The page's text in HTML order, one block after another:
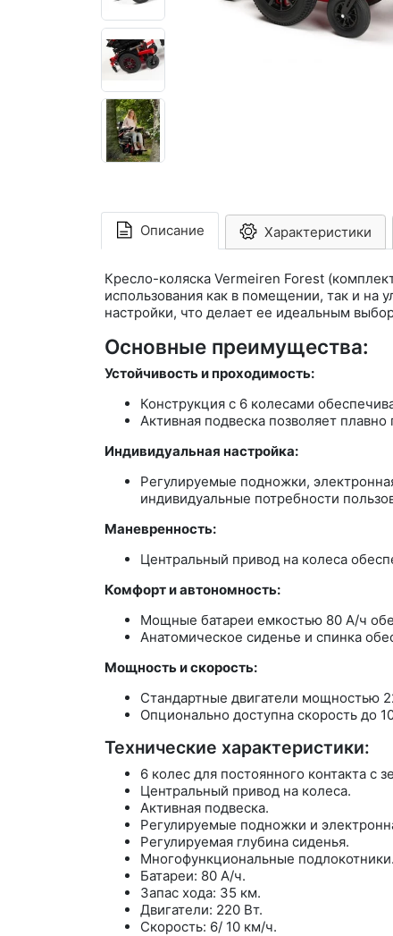
Описание Характеристики
Кресло-коляска Vermeiren Forest
использования как в помещении, так и на
настройки, что делает ее идеальным
Основные преимущества:
Устойчивость и проходимость:
Конструкция с 6 колесами
Активная подвеска позволяет
Индивидуальная настройка:
Регулируемые подножки,
индивидуальные потребности
Маневренность:
Центральный привод на колеса
Комфорт и автономность:
Мощные батареи емкостью 80 А/ч
Анатомическое сиденье и спинка
Мощность и скорость:
Стандартные двигатели мощностью
Опционально доступна скорость до
Технические характеристики:
6 колес для постоянного контакта с
Центральный привод на колеса.
Активная подвеска.
Регулируемые подножки и
Регулируемая глубина сиденья.
Многофункциональные подлокотники.
Батареи: 80 А/ч.
Запас хода: 35 км.
Двигатели: 220 Вт.
Скорость: 6/ 10 км/ч.